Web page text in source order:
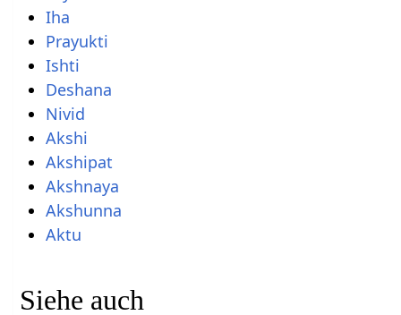
Iha
Prayukti
Ishti
Deshana
Nivid
Akshi
Akshipat
Akshnaya
Akshunna
Aktu
Siehe auch